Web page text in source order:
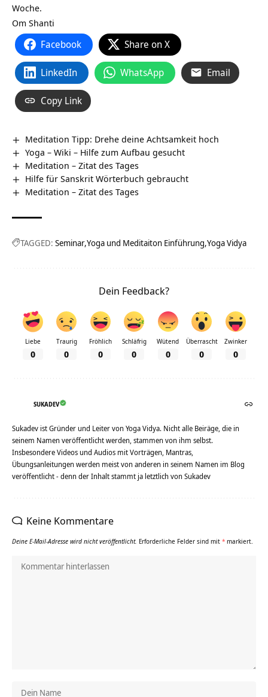
Woche.
Om Shanti
Facebook Share on X
LinkedIn WhatsApp Email
Copy Link
Meditation Tipp: Drehe deine Achtsamkeit hoch
Yoga – Wiki – Hilfe zum Aufbau gesucht
Meditation – Zitat des Tages
Hilfe für Sanskrit Wörterbuch gebraucht
Meditation – Zitat des Tages
TAGGED: Seminar Yoga und Meditaiton Einführung Yoga Vidya
Dein Feedback?
Liebe
0
Traurig
0
Fröhlich
0
Schläfrig
0
Wütend
0
Überrascht
0
Zwinker
0
SUKADEV
Sukadev ist Gründer und Leiter von Yoga Vidya. Nicht alle Beiräge, die in
seinem Namen veröffentlicht werden, stammen von ihm selbst.
Insbesondere Videos und Audios mit Vorträgen, Mantras,
Übungsanleitungen werden meist von anderen in seinem Namen im Blog
veröffentlicht - denn der Inhalt stammt ja letztlich von Sukadev
Keine Kommentare
Deine E-Mail-Adresse wird nicht veröffentlicht. Erforderliche Felder sind mit * markiert.